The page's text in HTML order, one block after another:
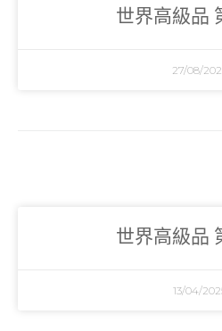
世界高級品
27/08/
世界高級品
13/04/